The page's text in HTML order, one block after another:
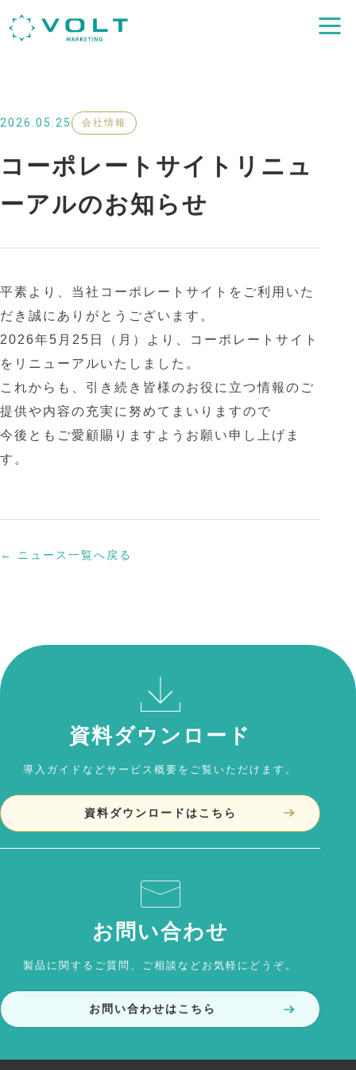
2026.05.25 会社情報
コーポレートサイトリニュ
ーアルのお知らせ
平素より、当社コーポレートサイトをご利用いた
だき誠にありがとうございます。
2026年5月25日（月）より、コーポレートサイト
をリニューアルいたしました。
これからも、引き続き皆様のお役に立つ情報のご
提供や内容の充実に努めてまいりますので
今後ともご愛顧賜りますようお願い申し上げま
す。
← ニュース一覧へ戻る
資料ダウンロード
導入ガイドなどサービス概要をご覧いただけます。
資料ダウンロードはこちら
お問い合わせ
製品に関するご質問、ご相談などお気軽にどうぞ。
お問い合わせはこちら